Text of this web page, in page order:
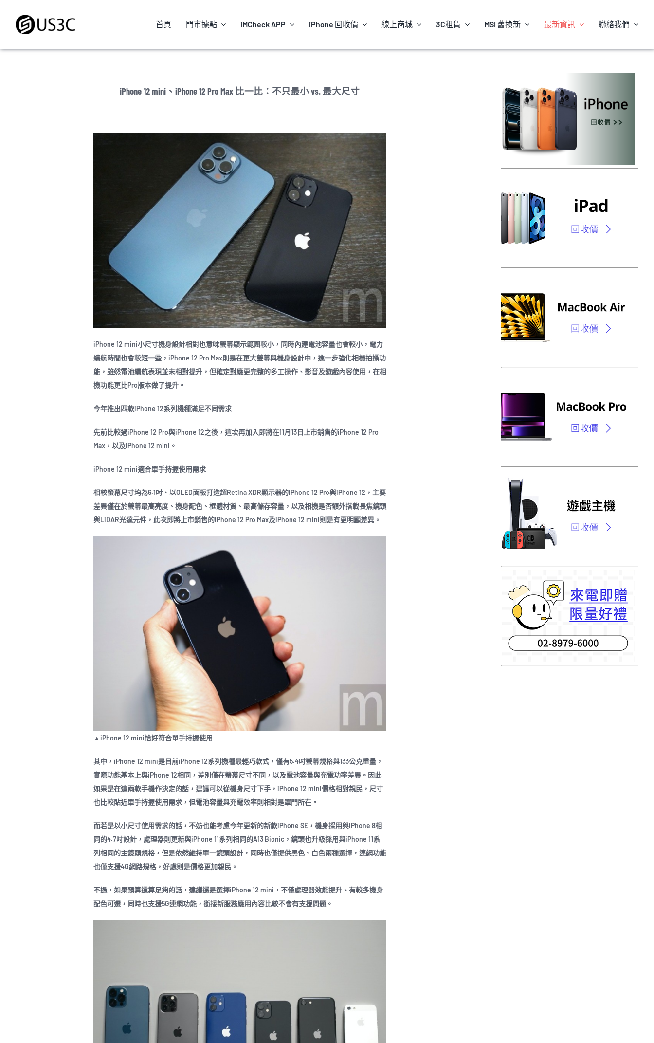
content
首頁 門市據點 iMCheck APP iPhone 回收價 線上商城 3C租賃 MSI 舊換新 最新資訊 聯絡我們
iPhone 12 mini、iPhone 12 Pro Max 比一比：不只最小 vs. 最大尺寸
iPhone 12 mini小尺寸機身設計相對也意味螢幕顯示範圍較小，同時內建電池容量也會較小，電力
續航時間也會較短一些，iPhone 12 Pro Max則是在更大螢幕與機身設計中，進一步強化相機拍攝功
能，雖然電池續航表現並未相對提升，但確定對應更完整的多工操作、影音及遊戲內容使用，在相
機功能更比Pro版本做了提升。
今年推出四款iPhone 12系列機種滿足不同需求
先前比較過iPhone 12 Pro與iPhone 12之後，這次再加入即將在11月13日上市銷售的iPhone 12 Pro
Max，以及iPhone 12 mini。
iPhone 12 mini適合單手持握使用需求
相較螢幕尺寸均為6.1吋、以OLED面板打造超Retina XDR顯示器的iPhone 12 Pro與iPhone 12，主要
差異僅在於螢幕最高亮度、機身配色、框體材質、最高儲存容量，以及相機是否額外搭載長焦鏡頭
與LiDAR光達元件，此次即將上市銷售的iPhone 12 Pro Max及iPhone 12 mini則是有更明顯差異。
▲iPhone 12 mini恰好符合單手持握使用
其中，iPhone 12 mini是目前iPhone 12系列機種最輕巧款式，僅有5.4吋螢幕規格與133公克重量，
實際功能基本上與iPhone 12相同，差別僅在螢幕尺寸不同，以及電池容量與充電功率差異。因此
如果是在這兩款手機作決定的話，建議可以從機身尺寸下手，iPhone 12 mini價格相對親民，尺寸
也比較貼近單手持握使用需求，但電池容量與充電效率則相對是罩門所在。
而若是以小尺寸使用需求的話，不妨也能考慮今年更新的新款iPhone SE，機身採用與iPhone 8相
同的4.7吋設計，處理器則更新與iPhone 11系列相同的A13 Bionic，鏡頭也升級採用與iPhone 11系
列相同的主鏡頭規格，但是依然維持單一鏡頭設計，同時也僅提供黑色、白色兩種選擇，連網功能
也僅支援4G網路規格，好處則是價格更加親民。
不過，如果預算還算足夠的話，建議還是選擇iPhone 12 mini，不僅處理器效能提升、有較多機身
配色可選，同時也支援5G連網功能，銜接新服務應用內容比較不會有支援問題。